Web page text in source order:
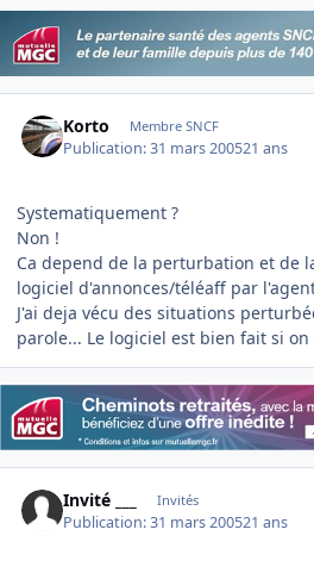
Korto Membre SNCF
Publication:31 mars 200521 ans
Systematiquement ?
Non !
Ca depend de la perturbation et de
logiciel d'annonces/téléaff par
J'ai deja vécu des situations
parole... Le logiciel est bien fait si
Invité ___ Invités
Publication:31 mars 200521 ans